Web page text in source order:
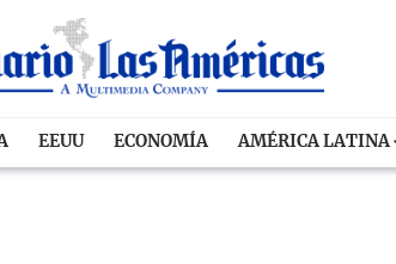
EEUU ECONOMÍA AMÉRICA LATINA